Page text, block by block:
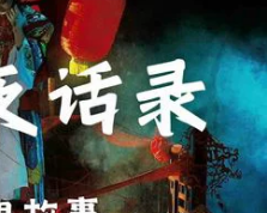
化妝保養 情趣用品